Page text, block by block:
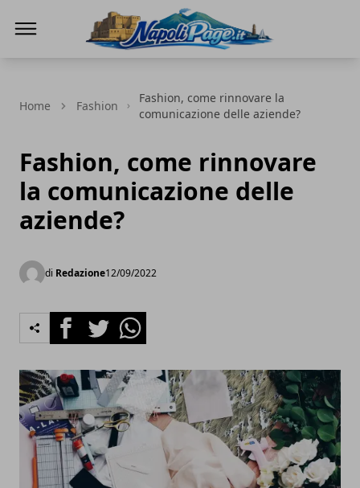
Home Fashion
Fashion, come rinnovare la
comunicazione delle aziende?
Fashion, come rinnovare
la comunicazione delle
aziende?
di Redazione12/09/2022
FacebookTwitterWhatsapp